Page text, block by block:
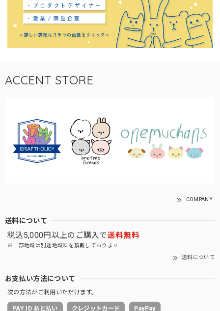
ACCENT STORE
COMPANY
送料について
税込5,000円以上のご購入で送料無料
※一部地域は別途地域料を頂戴しております
送料について
お支払い方法について
次の方法がご利用いただけます。
PAY ID あと払い クレジットカード PayPay